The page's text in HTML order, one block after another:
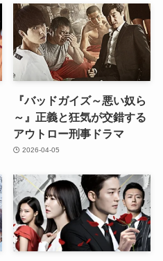
『バッドガイズ～悪い奴ら
～』正義と狂気が交錯する
アウトロー刑事ドラマ
2026-04-05